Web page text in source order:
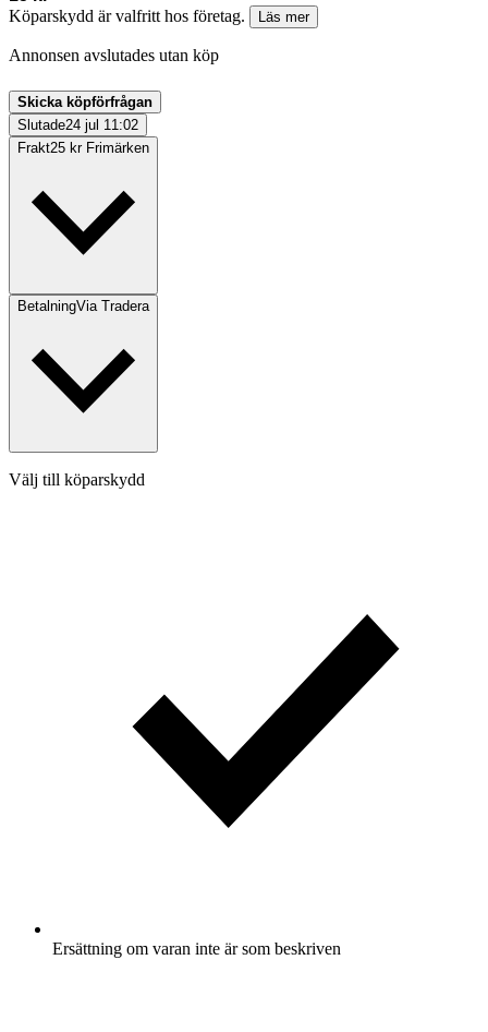
Köparskydd är valfritt hos företag.
Läs mer
Annonsen avslutades utan köp
Skicka köpförfrågan
Slutade24 jul 11:02
Frakt25 kr Frimärken
BetalningVia Tradera
Välj till köparskydd
Ersättning om varan inte är som beskriven